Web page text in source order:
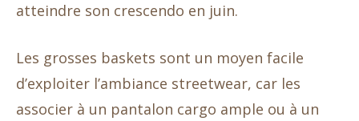
atteindre son crescendo en juin.
Les grosses baskets sont un moyen facile
d’exploiter l’ambiance streetwear, car les
associer à un pantalon cargo ample ou à un